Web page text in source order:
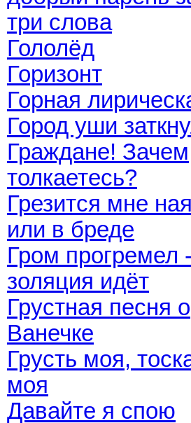
три слова
Гололёд
Горизонт
Горная
Город уши
Граждане! Зачем
толкаетесь?
Грезится мне
или в бреде
Гром прогремел
золяция идёт
Грустная песня о
Ванечке
Грусть моя,
моя
Давайте я спою